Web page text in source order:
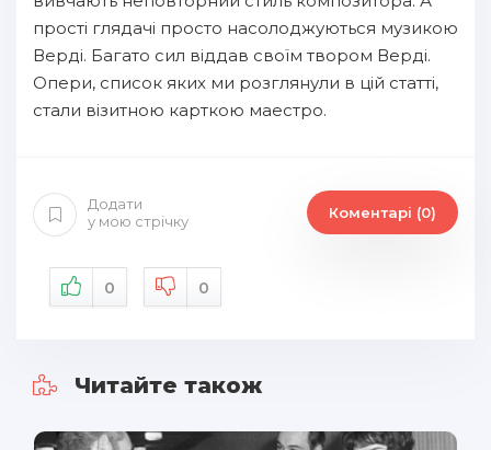
прості глядачі просто насолоджуються музикою
Верді. Багато сил віддав своїм твором Верді.
Опери, список яких ми розглянули в цій статті,
стали візитною карткою маестро.
Додати
у мою стрічку
Коментарі (0)
0 0
Читайте також